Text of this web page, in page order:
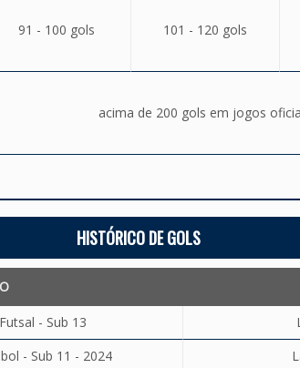
91 - 100 gols 101 - 120 gols
acima de 200 gols em jogos
HISTÓRICO DE GOLS
- Sub 13
- Sub 11 - 2024